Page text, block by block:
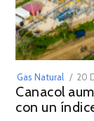
Gas Natural
ON
20
Canacol
con un